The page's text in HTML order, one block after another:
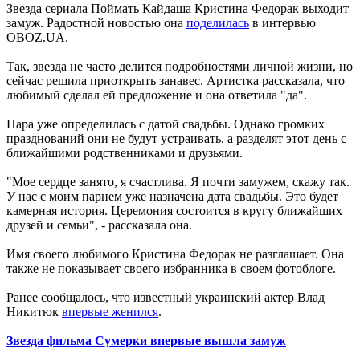
Звезда сериала Поймать Кайдаша Кристина Федорак выходит
замуж. Радостной новостью она поделилась в интервью
OBOZ.UA.
Так, звезда не часто делится подробностями личной жизни, но
сейчас решила приоткрыть занавес. Артистка рассказала, что
любимый сделал ей предложение и она ответила "да".
Пара уже определилась с датой свадьбы. Однако громких
празднований они не будут устраивать, а разделят этот день с
ближайшими родственниками и друзьями.
"Мое сердце занято, я счастлива. Я почти замужем, скажу так.
У нас с моим парнем уже назначена дата свадьбы. Это будет
камерная история. Церемония состоится в кругу ближайших
друзей и семьи", - рассказала она.
Имя своего любимого Кристина Федорак не разглашает. Она
также не показывает своего избранника в своем фотоблоге.
Ранее сообщалось, что известный украинский актер Влад
Никитюк впервые женился.
Звезда фильма Сумерки впервые вышла замуж